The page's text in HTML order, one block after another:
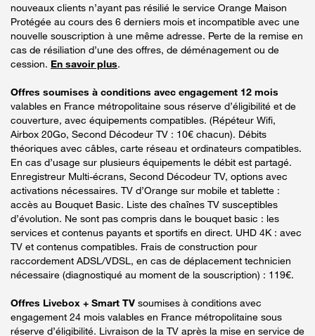
nouveaux clients n’ayant pas résilié le service Orange Maison
Protégée au cours des 6 derniers mois et incompatible avec une
nouvelle souscription à une même adresse. Perte de la remise en
cas de résiliation d’une des offres, de déménagement ou de
cession. En savoir plus.
Offres soumises à conditions avec engagement 12 mois
valables en France métropolitaine sous réserve d’éligibilité et de
couverture, avec équipements compatibles. (Répéteur Wifi,
Airbox 20Go, Second Décodeur TV : 10€ chacun). Débits
théoriques avec câbles, carte réseau et ordinateurs compatibles.
En cas d’usage sur plusieurs équipements le débit est partagé.
Enregistreur Multi-écrans, Second Décodeur TV, options avec
activations nécessaires. TV d’Orange sur mobile et tablette :
accès au Bouquet Basic. Liste des chaînes TV susceptibles
d’évolution. Ne sont pas compris dans le bouquet basic : les
services et contenus payants et sportifs en direct. UHD 4K : avec
TV et contenus compatibles. Frais de construction pour
raccordement ADSL/VDSL, en cas de déplacement technicien
nécessaire (diagnostiqué au moment de la souscription) : 119€.
Offres Livebox + Smart TV soumises à conditions avec
engagement 24 mois valables en France métropolitaine sous
réserve d’éligibilité. Livraison de la TV après la mise en service de